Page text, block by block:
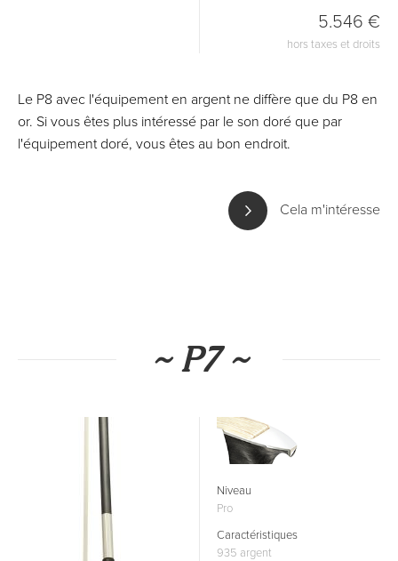
5.546 €
hors taxes et droits
Le P8 avec l'équipement en argent ne diffère que du P8 en
or. Si vous êtes plus intéressé par le son doré que par
l'équipement doré, vous êtes au bon endroit.
Cela m'intéresse
~ P7 ~
Niveau
Pro
Caractéristiques
935 argent